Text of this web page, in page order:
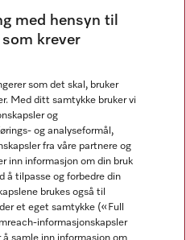
med hensyn til
krever
som det skal, bruker
Med ditt samtykke bruker vi
og
og analyseformål,
fra våre partnere og
inn informasjon om din bruk
å tilpasse og forbedre din
brukes også til
et eget samtykke («Full
informasjonskapsler